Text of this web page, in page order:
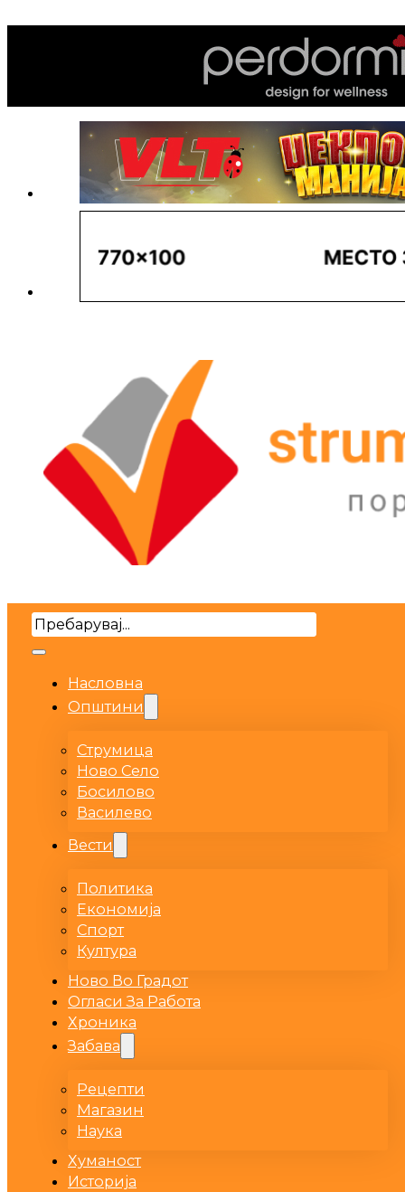
Search
Насловна
Општини
Струмица
Ново Село
Босилово
Василево
Вести
Политика
Економија
Спорт
Култура
Ново Во Градот
Огласи За Работа
Хроника
Забава
Рецепти
Магазин
Наука
Хуманост
Историја